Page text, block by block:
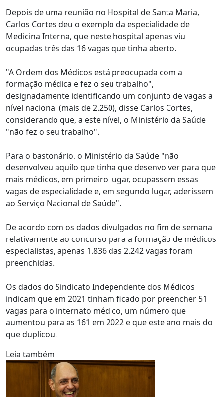
Depois de uma reunião no Hospital de Santa Maria,
Carlos Cortes deu o exemplo da especialidade de
Medicina Interna, que neste hospital apenas viu
ocupadas três das 16 vagas que tinha aberto.
"A Ordem dos Médicos está preocupada com a
formação médica e fez o seu trabalho",
designadamente identificando um conjunto de vagas a
nível nacional (mais de 2.250), disse Carlos Cortes,
considerando que, a este nível, o Ministério da Saúde
"não fez o seu trabalho".
Para o bastonário, o Ministério da Saúde "não
desenvolveu aquilo que tinha que desenvolver para que
mais médicos, em primeiro lugar, ocupassem essas
vagas de especialidade e, em segundo lugar, aderissem
ao Serviço Nacional de Saúde".
De acordo com os dados divulgados no fim de semana
relativamente ao concurso para a formação de médicos
especialistas, apenas 1.836 das 2.242 vagas foram
preenchidas.
Os dados do Sindicato Independente dos Médicos
indicam que em 2021 tinham ficado por preencher 51
vagas para o internato médico, um número que
aumentou para as 161 em 2022 e que este ano mais do
que duplicou.
Leia também